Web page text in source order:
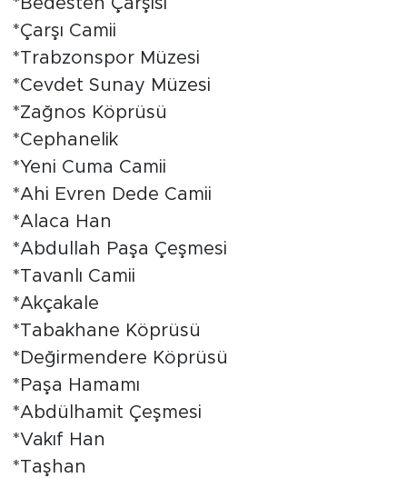
*Bedesten Çarşısı
*Çarşı Camii
*Trabzonspor Müzesi
*Cevdet Sunay Müzesi
*Zağnos Köprüsü
*Cephanelik
*Yeni Cuma Camii
*Ahi Evren Dede Camii
*Alaca Han
*Abdullah Paşa Çeşmesi
*Tavanlı Camii
*Akçakale
*Tabakhane Köprüsü
*Değirmendere Köprüsü
*Paşa Hamamı
*Abdülhamit Çeşmesi
*Vakıf Han
*Taşhan